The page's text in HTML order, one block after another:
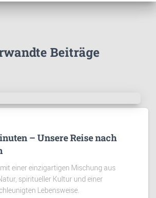
Beiträge
– Unsere Reise nach
einer einzigartigen Mischung aus
spiritueller Kultur und einer
Lebensweise.